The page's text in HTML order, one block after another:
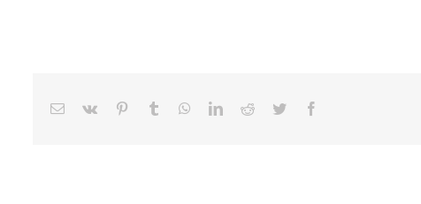
Facebook
Twitter
Reddit
LinkedIn
WhatsApp
Tumblr
Pinterest
Vk
Email